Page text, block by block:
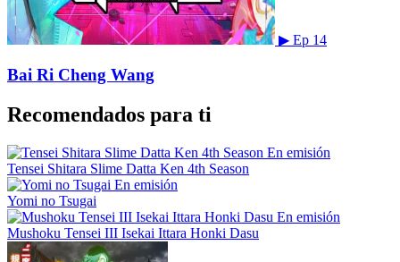
▶ Ep 14
Bai Ri Cheng Wang
Recomendados para ti
En emisión
Tensei Shitara Slime Datta Ken 4th Season
En emisión
Yomi no Tsugai
En emisión
Mushoku Tensei III Isekai Ittara Honki Dasu